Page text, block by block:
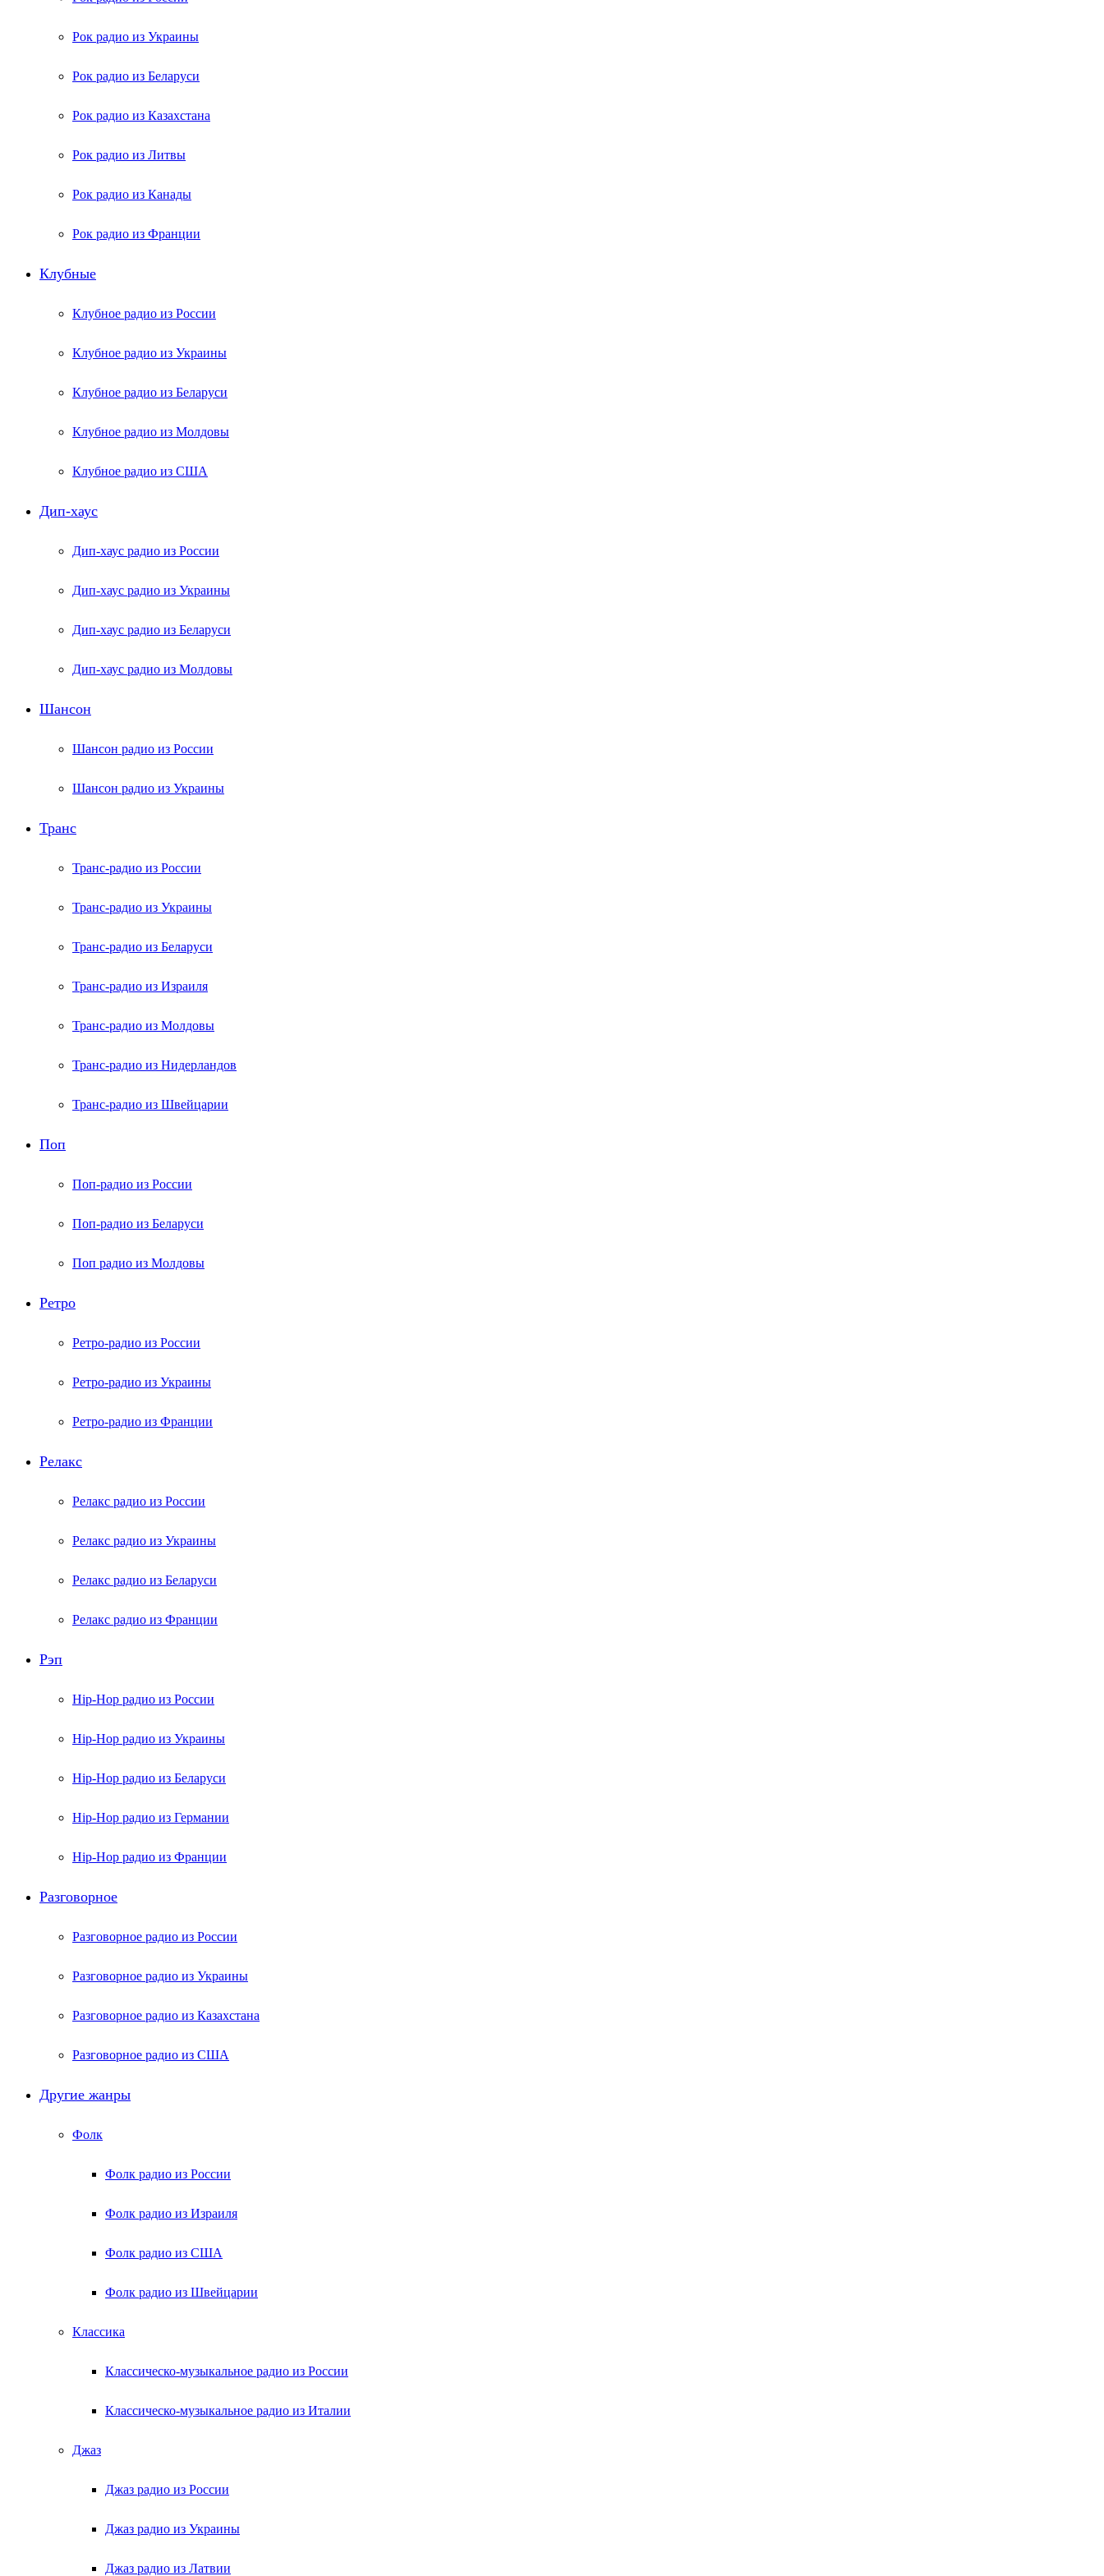
Рок радио из Украины
Рок радио из Беларуси
Рок радио из Казахстана
Рок радио из Литвы
Рок радио из Канады
Рок радио из Франции
Клубные
Клубное радио из России
Клубное радио из Украины
Клубное радио из Беларуси
Клубное радио из Молдовы
Клубное радио из США
Дип-хаус
Дип-хаус радио из России
Дип-хаус радио из Украины
Дип-хаус радио из Беларуси
Дип-хаус радио из Молдовы
Шансон
Шансон радио из России
Шансон радио из Украины
Транс
Транс-радио из России
Транс-радио из Украины
Транс-радио из Беларуси
Транс-радио из Израиля
Транс-радио из Молдовы
Транс-радио из Нидерландов
Транс-радио из Швейцарии
Поп
Поп-радио из России
Поп-радио из Беларуси
Поп радио из Молдовы
Ретро
Ретро-радио из России
Ретро-радио из Украины
Ретро-радио из Франции
Релакс
Релакс радио из России
Релакс радио из Украины
Релакс радио из Беларуси
Релакс радио из Франции
Рэп
Hip-Hop радио из России
Hip-Hop радио из Украины
Hip-Hop радио из Беларуси
Hip-Hop радио из Германии
Hip-Hop радио из Франции
Разговорное
Разговорное радио из России
Разговорное радио из Украины
Разговорное радио из Казахстана
Разговорное радио из США
Другие жанры
Фолк
Фолк радио из России
Фолк радио из Израиля
Фолк радио из США
Фолк радио из Швейцарии
Классика
Классическо-музыкальное радио из России
Классическо-музыкальное радио из Италии
Джаз
Джаз радио из России
Джаз радио из Украины
Джаз радио из Латвии